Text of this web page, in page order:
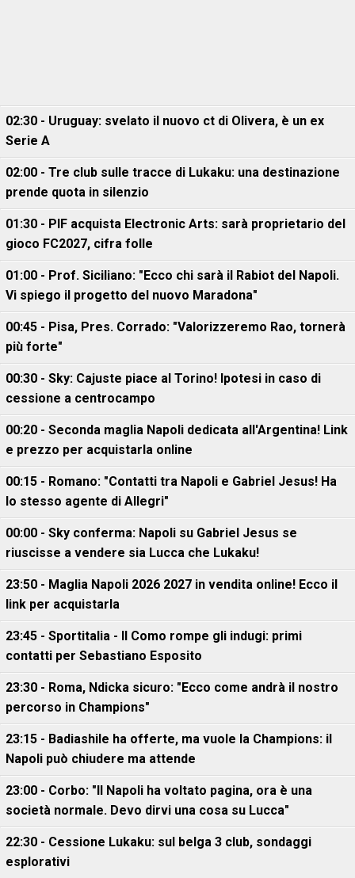
02:30 - Uruguay: svelato il nuovo ct di Olivera, è un ex
Serie A
02:00 - Tre club sulle tracce di Lukaku: una destinazione
prende quota in silenzio
01:30 - PIF acquista Electronic Arts: sarà proprietario del
gioco FC2027, cifra folle
01:00 - Prof. Siciliano: "Ecco chi sarà il Rabiot del Napoli.
Vi spiego il progetto del nuovo Maradona"
00:45 - Pisa, Pres. Corrado: "Valorizzeremo Rao, tornerà
più forte"
00:30 - Sky: Cajuste piace al Torino! Ipotesi in caso di
cessione a centrocampo
00:20 - Seconda maglia Napoli dedicata all'Argentina! Link
e prezzo per acquistarla online
00:15 - Romano: "Contatti tra Napoli e Gabriel Jesus! Ha
lo stesso agente di Allegri"
00:00 - Sky conferma: Napoli su Gabriel Jesus se
riuscisse a vendere sia Lucca che Lukaku!
23:50 - Maglia Napoli 2026 2027 in vendita online! Ecco il
link per acquistarla
23:45 - Sportitalia - Il Como rompe gli indugi: primi
contatti per Sebastiano Esposito
23:30 - Roma, Ndicka sicuro: "Ecco come andrà il nostro
percorso in Champions"
23:15 - Badiashile ha offerte, ma vuole la Champions: il
Napoli può chiudere ma attende
23:00 - Corbo: "Il Napoli ha voltato pagina, ora è una
società normale. Devo dirvi una cosa su Lucca"
22:30 - Cessione Lukaku: sul belga 3 club, sondaggi
esplorativi